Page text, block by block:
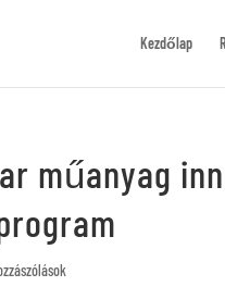
Kezdőlap
műanyag